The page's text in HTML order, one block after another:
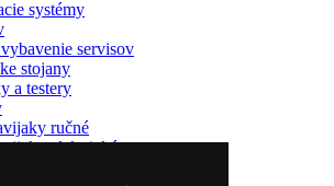
systémy
servisov
stojany
a testery
ručné
elektrické